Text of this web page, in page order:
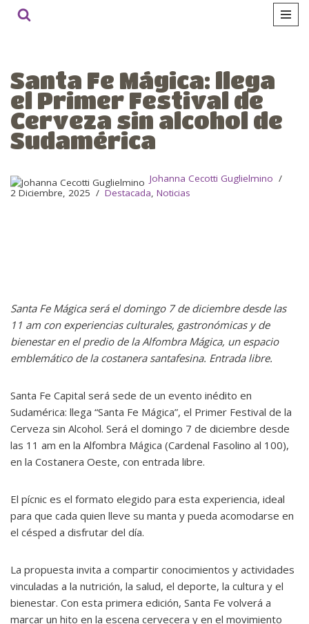
contenido
Santa Fe Mágica: llega
el Primer Festival de
Cerveza sin alcohol de
Sudamérica
Johanna Cecotti Guglielmino
2 Diciembre, 2025
Destacada, Noticias
Santa Fe Mágica será el domingo 7 de diciembre desde las
11 am con experiencias culturales, gastronómicas y de
bienestar en el predio de la Alfombra Mágica, un espacio
emblemático de la costanera santafesina. Entrada libre.
Santa Fe Capital será sede de un evento inédito en
Sudamérica: llega “Santa Fe Mágica”, el Primer Festival de la
Cerveza sin Alcohol. Será el domingo 7 de diciembre desde
las 11 am en la Alfombra Mágica (Cardenal Fasolino al 100),
en la Costanera Oeste, con entrada libre.
El pícnic es el formato elegido para esta experiencia, ideal
para que cada quien lleve su manta y pueda acomodarse en
el césped a disfrutar del día.
La propuesta invita a compartir conocimientos y actividades
vinculadas a la nutrición, la salud, el deporte, la cultura y el
bienestar. Con esta primera edición, Santa Fe volverá a
marcar un hito en la escena cervecera y en el movimiento